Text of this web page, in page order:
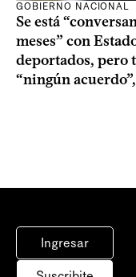
GOBIERNO NACIONAL
Se está
meses” con
deportados, pero
“ningún
Ingresar